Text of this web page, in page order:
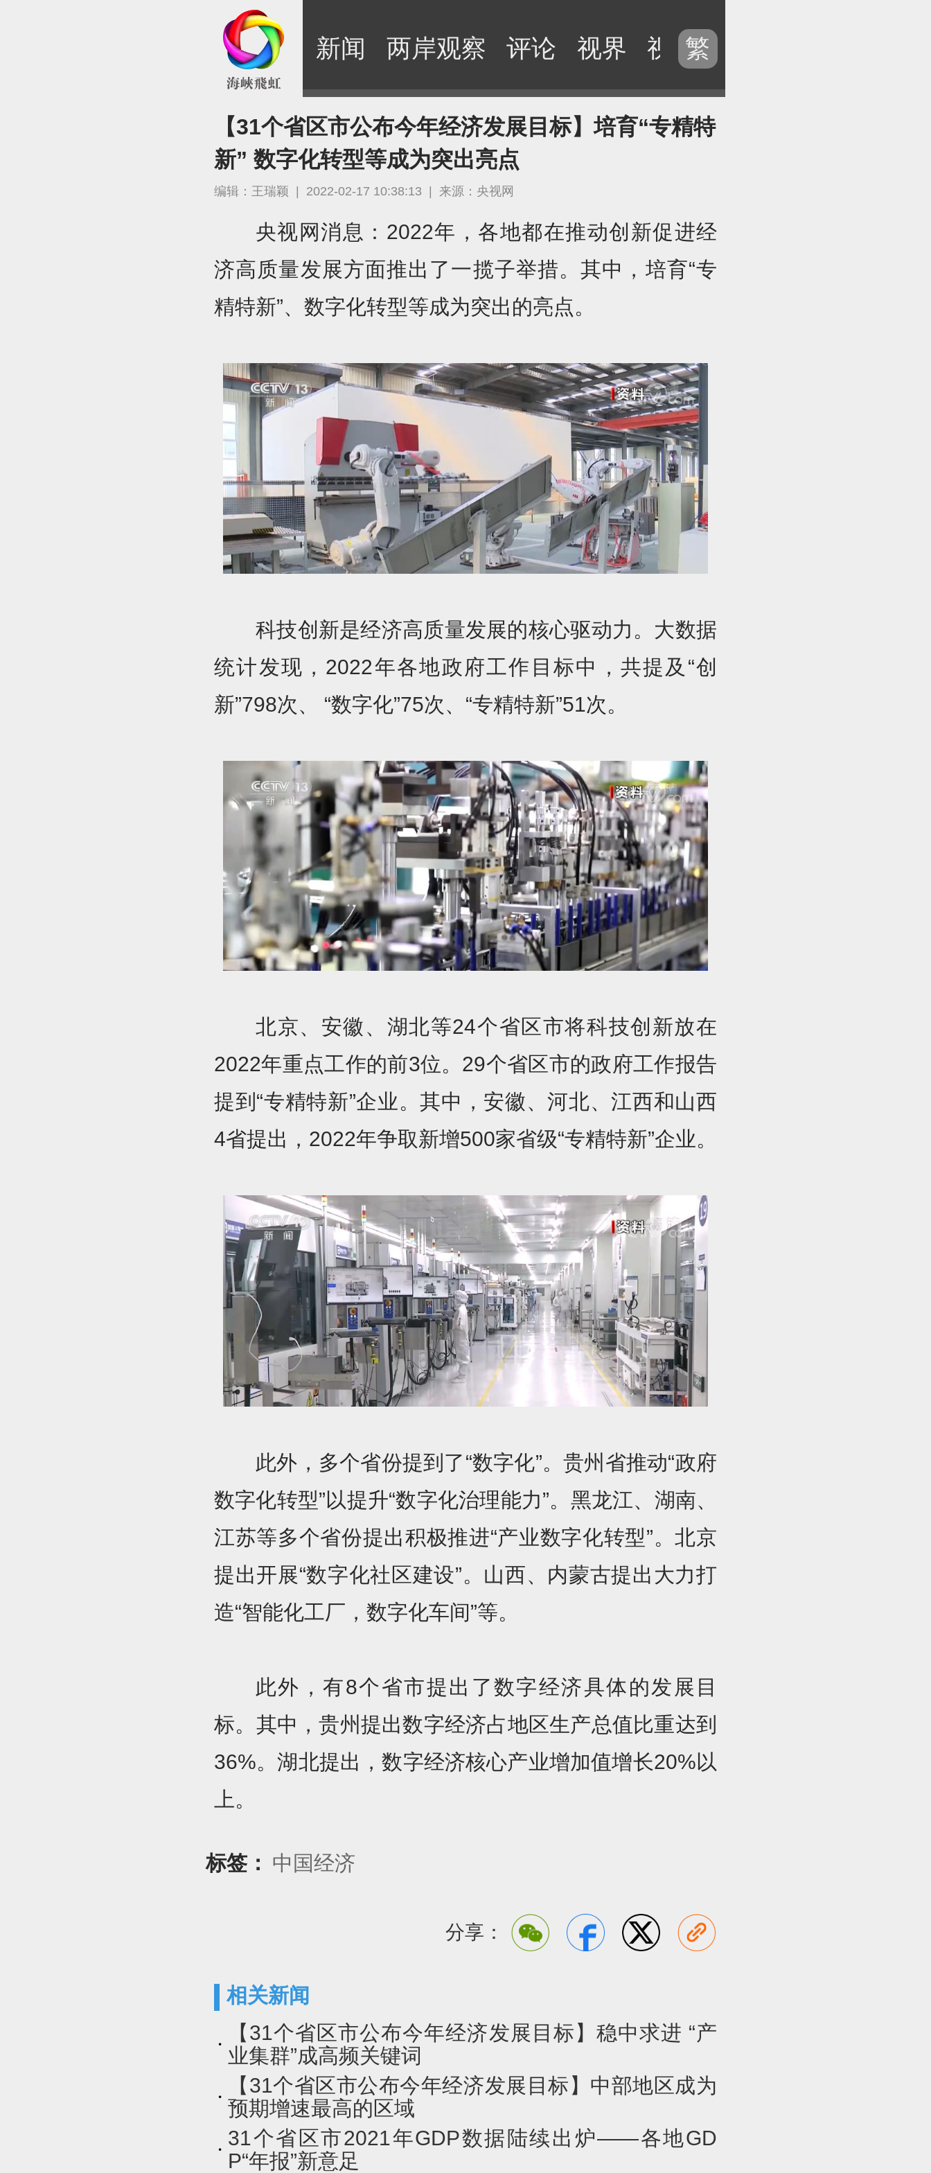
新闻 两岸观察 评论 视界 视频繁
【31个省区市公布今年经济发展目标】培育“专精特
新” 数字化转型等成为突出亮点
编辑：王瑞颖 | 2022-02-17 10:38:13 | 来源：央视网
央视网消息：2022年，各地都在推动创新促进经
济高质量发展方面推出了一揽子举措。其中，培育“专
精特新”、数字化转型等成为突出的亮点。
科技创新是经济高质量发展的核心驱动力。大数据
统计发现，2022年各地政府工作目标中，共提及“创
新”798次、 “数字化”75次、“专精特新”51次。
北京、安徽、湖北等24个省区市将科技创新放在
2022年重点工作的前3位。29个省区市的政府工作报告
提到“专精特新”企业。其中，安徽、河北、江西和山西
4省提出，2022年争取新增500家省级“专精特新”企业。
此外，多个省份提到了“数字化”。贵州省推动“政府
数字化转型”以提升“数字化治理能力”。黑龙江、湖南、
江苏等多个省份提出积极推进“产业数字化转型”。北京
提出开展“数字化社区建设”。山西、内蒙古提出大力打
造“智能化工厂，数字化车间”等。
此外，有8个省市提出了数字经济具体的发展目
标。其中，贵州提出数字经济占地区生产总值比重达到
36%。湖北提出，数字经济核心产业增加值增长20%以
上。
标签： 中国经济
分享：
相关新闻
【31个省区市公布今年经济发展目标】稳中求进 “产
业集群”成高频关键词
【31个省区市公布今年经济发展目标】中部地区成为
预期增速最高的区域
31个省区市2021年GDP数据陆续出炉——各地GD
P“年报”新意足